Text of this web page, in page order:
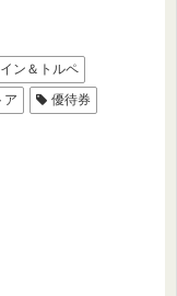
ン＆トルペ
ア
優待券